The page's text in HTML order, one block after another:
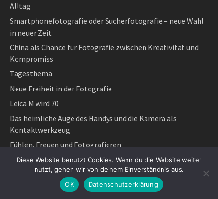
Alltag
Smartphonefotografie oder Sucherfotografie – neue Wahl
in neuer Zeit
China als Chance für Fotografie zwischen Kreativität und
Kompromiss
Tagesthema
Neue Freiheit in der Fotografie
Leica M wird 70
Das heimliche Auge des Handys und die Kamera als
Kontaktwerkzeug
Fühlen, Freuen und Fotografieren
Die Tragödie des Paul Lowe
Lanz und Leica
Wenn der Mond im Skorpion steht und der alte weisse Mann
Diese Website benutzt Cookies. Wenn du die Website weiter
nutzt, gehen wir von deinem Einverständnis aus.
OK
Datenschutzerklärung